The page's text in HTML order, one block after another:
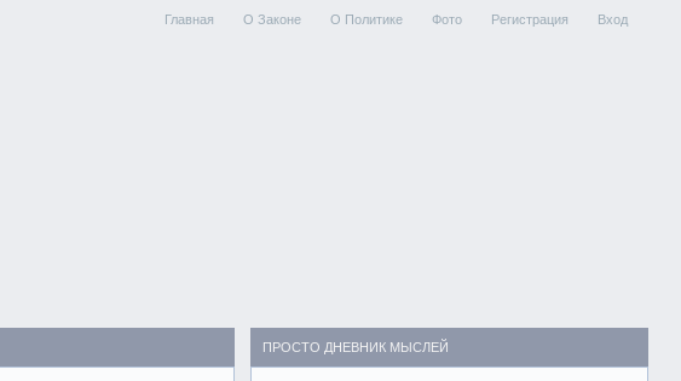
Главная О Законе О Политике Фото Регистрация Вход
ПРОСТО ДНЕВНИК МЫСЛЕЙ